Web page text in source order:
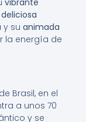
y su animada
la energía de
Brasil, en el
a unos 70
y se